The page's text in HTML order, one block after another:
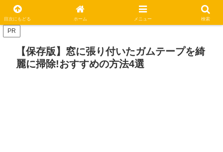
休日はステキな一日にしましょう
PR
【保存版】窓に張り付いたガムテープを綺
麗に掃除!おすすめの方法4選
目次にもどる ホーム メニュー 検索